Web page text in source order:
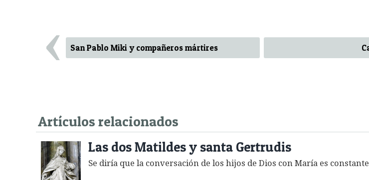
‹ San Pablo Miki y compañeros mártires
Artículos relacionados
Las dos Matildes y santa Gertrudis
Se diría que la conversación de los hijos de Dios con María es